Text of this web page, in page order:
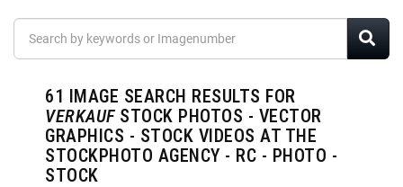
61 IMAGE SEARCH RESULTS FOR
VERKAUFSTOCK PHOTOS - VECTOR
GRAPHICS - STOCK VIDEOS AT THE
STOCKPHOTO AGENCY - RC - PHOTO -
STOCK